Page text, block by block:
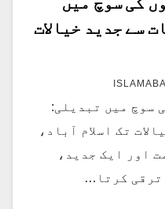
سے جدید خیالات
سوچ میں تبدیلی:
تک اسلام آباد،
اور ایک جدید،
ترقی کرتا…